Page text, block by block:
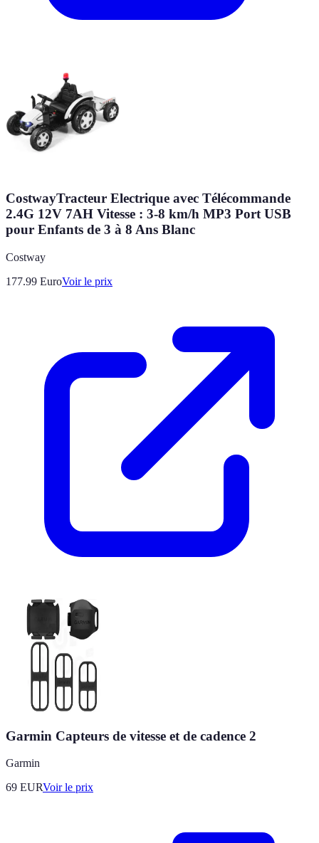
CostwayTracteur Electrique avec Télécommande
2.4G 12V 7AH Vitesse : 3-8 km/h MP3 Port USB
pour Enfants de 3 à 8 Ans Blanc
Costway
177.99 EuroVoir le prix
Garmin Capteurs de vitesse et de cadence 2
Garmin
69 EURVoir le prix